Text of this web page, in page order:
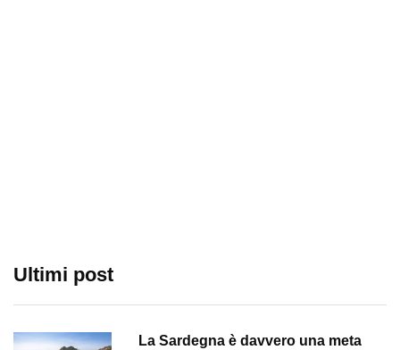
Ultimi post
La Sardegna è davvero una meta